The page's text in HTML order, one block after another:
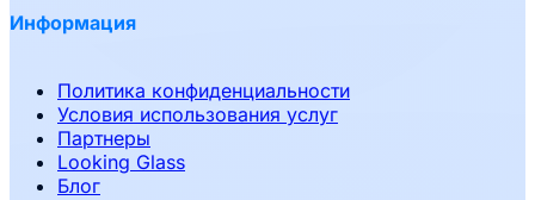
Информация
Политика конфиденциальности
Условия использования услуг
Партнеры
Looking Glass
Блог